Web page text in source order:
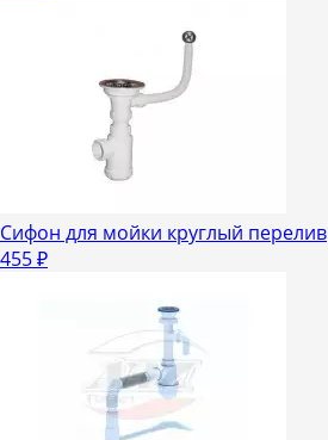
Сифон для мойки круглый перелив
455₽